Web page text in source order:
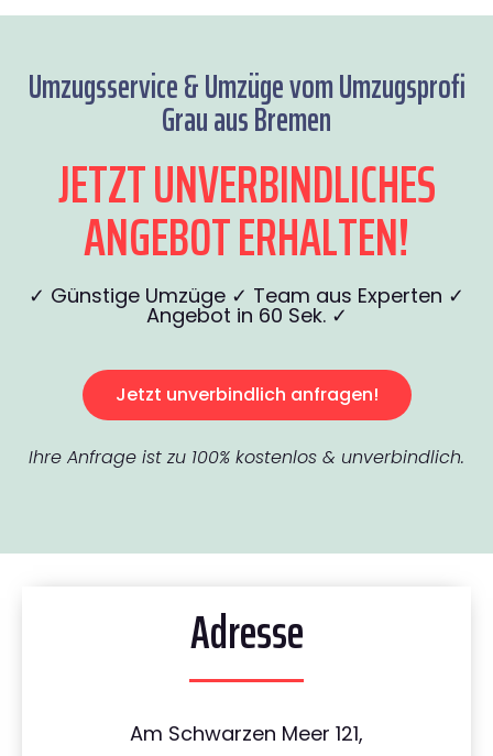
Umzugsservice & Umzüge vom Umzugsprofi
Grau aus Bremen
JETZT UNVERBINDLICHES
ANGEBOT ERHALTEN!
✓ Günstige Umzüge ✓ Team aus Experten ✓
Angebot in 60 Sek. ✓
Jetzt unverbindlich anfragen!
Ihre Anfrage ist zu 100% kostenlos & unverbindlich.
Adresse
Am Schwarzen Meer 121,